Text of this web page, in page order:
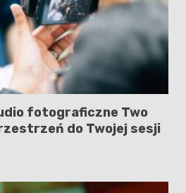
fotograficzne Two
do Twojej sesji